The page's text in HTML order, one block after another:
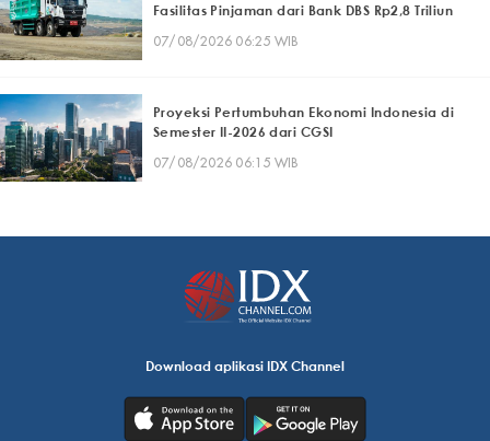
Fasilitas Pinjaman dari Bank DBS Rp2,8 Triliun
07/08/2026 06:25 WIB
Proyeksi Pertumbuhan Ekonomi Indonesia di
Semester II-2026 dari CGSI
07/08/2026 06:15 WIB
Download aplikasi IDX Channel